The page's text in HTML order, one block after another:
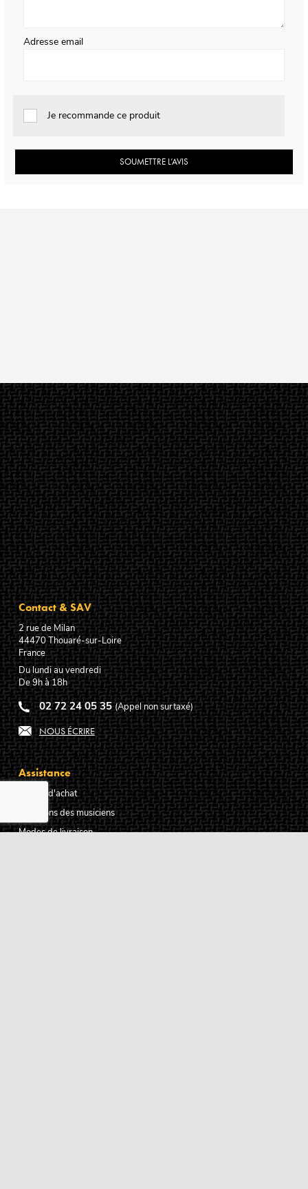
Adresse email
Je recommande ce produit
SOUMETTRE L’AVIS
Contact & SAV
2 rue de Milan
44470Thouaré-sur-Loire
France
Du lundi au vendredi
De 9h à 18h
02 72 24 05 35 (Appel non surtaxé)
NOUS ÉCRIRE
Assistance
Guides d'achat
Questions des musiciens
Modes de livraison